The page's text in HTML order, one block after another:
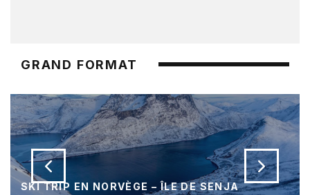
GRAND FORMAT
SKI TRIP EN NORVÈGE – ÎLE DE SENJA